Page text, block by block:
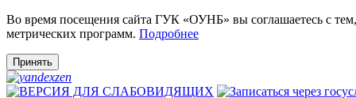
Во время посещения сайта ГУК «ОУНБ» вы соглашаетесь с
метрических программ. Подробнее
Принять